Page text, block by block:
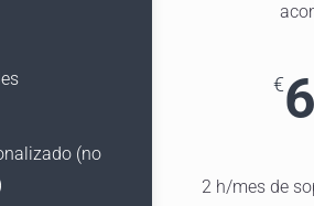
(no
€
2 h/mes de